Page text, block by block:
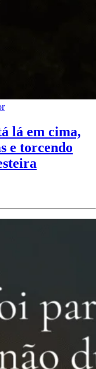
lá em cima,
e torcendo